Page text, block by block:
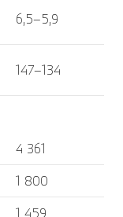
6,5–5,9
147–134
4 361
1 800
1 459